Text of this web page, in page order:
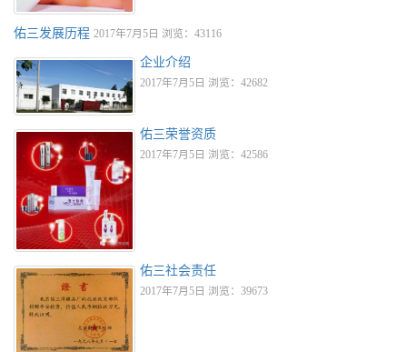
佑三发展历程 2017年7月5日 浏览：43116
企业介绍
2017年7月5日 浏览：42682
佑三荣誉资质
2017年7月5日 浏览：42586
佑三社会责任
2017年7月5日 浏览：39673